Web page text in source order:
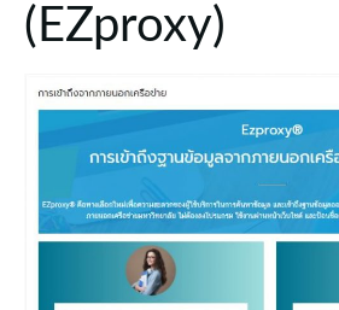
(EZproxy)